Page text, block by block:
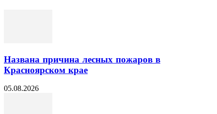
Названа причина лесных пожаров в
Красноярском крае
05.08.2026